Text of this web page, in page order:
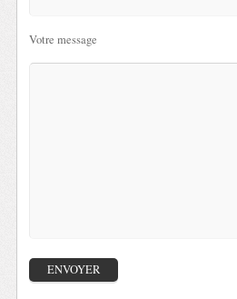
Votre message